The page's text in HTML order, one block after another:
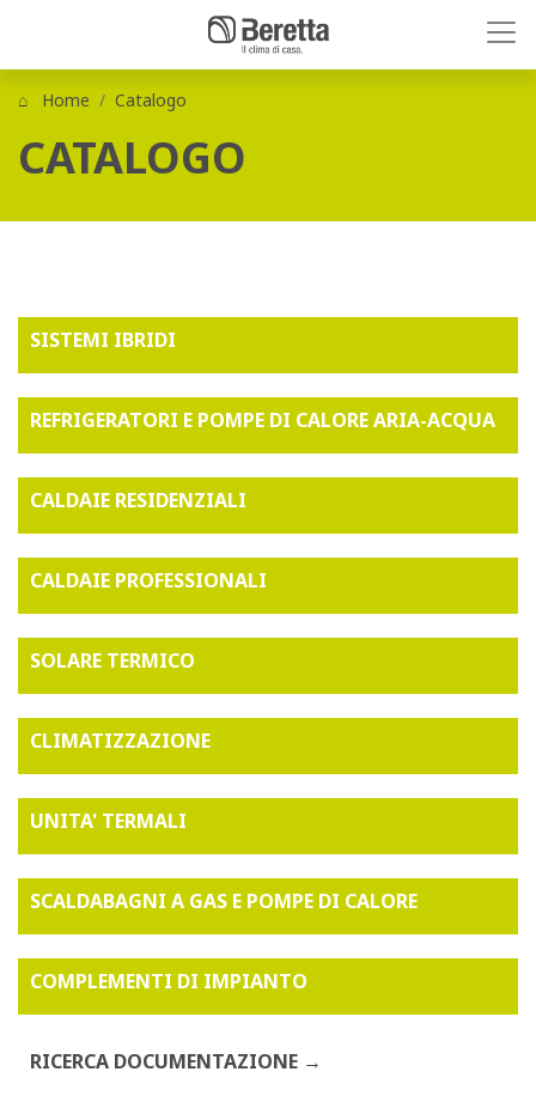
Home Catalogo
CATALOGO
SISTEMI IBRIDI
REFRIGERATORI E POMPE DI CALORE ARIA-ACQUA
CALDAIE RESIDENZIALI
CALDAIE PROFESSIONALI
SOLARE TERMICO
CLIMATIZZAZIONE
UNITA' TERMALI
SCALDABAGNI A GAS E POMPE DI CALORE
COMPLEMENTI DI IMPIANTO
RICERCA DOCUMENTAZIONE